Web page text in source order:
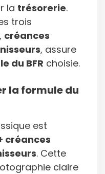
la trésorerie.
trois
, créances
, assure
du BFR choisie.
la formule du
est
créances
. Cette
claire